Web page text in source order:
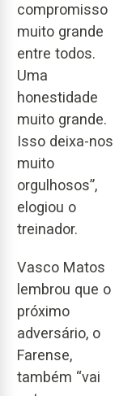
compromisso
muito grande
entre todos.
Uma
honestidade
muito grande.
Isso deixa-nos
muito
orgulhosos”,
elogiou o
treinador.
Vasco Matos
lembrou que o
próximo
adversário, o
Farense,
também “vai